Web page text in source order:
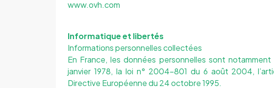
www.ovh.com
Informatique et libertés
Informations personnelles collectées
En France, les données personnelles sont
janvier 1978, la loi n° 2004-801 du 6 août 2004,
Directive Européenne du 24 octobre 1995.